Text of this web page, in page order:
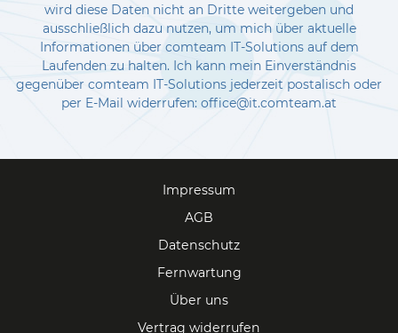
wird diese Daten nicht an Dritte weitergeben und
ausschließlich dazu nutzen, um mich über aktuelle
Informationen über comteam IT-Solutions auf dem
Laufenden zu halten. Ich kann mein Einverständnis
gegenüber comteam IT-Solutions jederzeit postalisch oder
per E-Mail widerrufen: office@it.comteam.at
Impressum
AGB
Datenschutz
Fernwartung
Über uns
Vertrag widerrufen